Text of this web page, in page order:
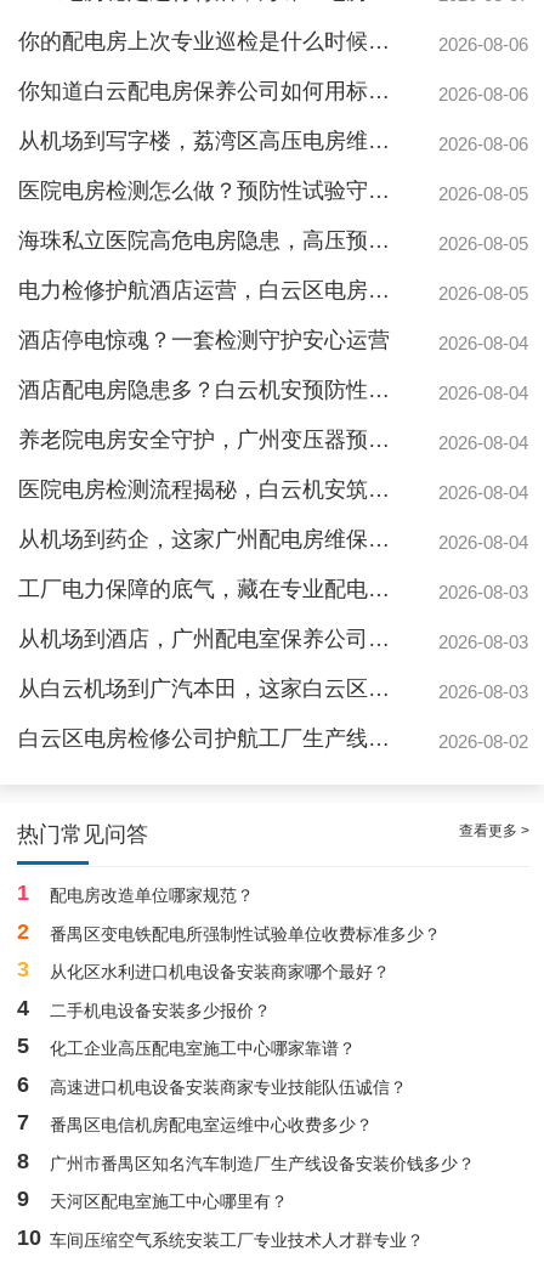
你的配电房上次专业巡检是什么时候？白云配电房巡检公司告诉你定期检测有多重要 2026-08-06
你知道白云配电房保养公司如何用标准化流程守护企业电力安全吗？ 2026-08-06
从机场到写字楼，荔湾区高压电房维保公司如何守护电力生命线 2026-08-06
医院电房检测怎么做？预防性试验守护生命线不停摆 2026-08-05
海珠私立医院高危电房隐患，高压预防性试验守护生命线 2026-08-05
电力检修护航酒店运营，白云区电房托管公司实力护航地标建筑 2026-08-05
酒店停电惊魂？一套检测守护安心运营 2026-08-04
酒店配电房隐患多？白云机安预防性检测全解析 2026-08-04
养老院电房安全守护，广州变压器预防性测验护航疏散通道 2026-08-04
医院电房检测流程揭秘，白云机安筑牢生命防线 2026-08-04
从机场到药企，这家广州配电房维保公司凭什么赢得园区信赖 2026-08-04
工厂电力保障的底气，藏在专业配电房维保公司的这些硬实力里 2026-08-03
从机场到酒店，广州配电室保养公司如何守护城市脉搏？ 2026-08-03
从白云机场到广汽本田，这家白云区电房维保公司如何护航制造企业生产线 2026-08-03
白云区电房检修公司护航工厂生产线，地标建筑信赖的电力管家 2026-08-02
热门常见问答 查看更多 >
1 配电房改造单位哪家规范？
2 番禺区变电铁配电所强制性试验单位收费标准多少？
3 从化区水利进口机电设备安装商家哪个最好？
4 二手机电设备安装多少报价？
5 化工企业高压配电室施工中心哪家靠谱？
6 高速进口机电设备安装商家专业技能队伍诚信？
7 番禺区电信机房配电室运维中心收费多少？
8 广州市番禺区知名汽车制造厂生产线设备安装价钱多少？
9 天河区配电室施工中心哪里有？
10 车间压缩空气系统安装工厂专业技术人才群专业？
广州配电房维保案例|防备重伤事故
白云配电房要求检修服务，支持配电房稳定